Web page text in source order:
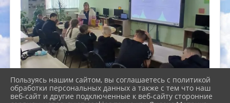
Пользуясь нашим сайтом, вы соглашаетесь с политикой
обработки персональных данных а также с тем что наш
веб-сайт и другие подключенные к веб-сайту сторонние